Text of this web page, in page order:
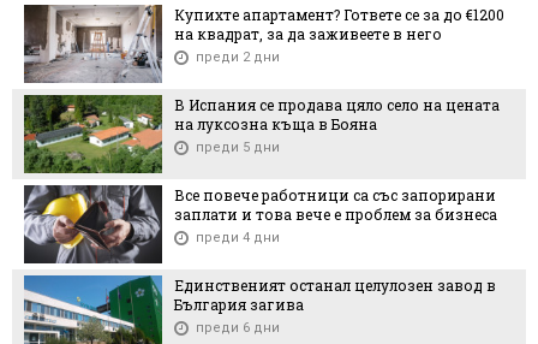
Купихте апартамент? Гответе се за до €1200
на квадрат, за да заживеете в него
преди 2 дни
В Испания се продава цяло село на цената
на луксозна къща в Бояна
преди 5 дни
Все повече работници са със запорирани
заплати и това вече е проблем за бизнеса
преди 4 дни
Единственият останал целулозен завод в
България загива
преди 6 дни